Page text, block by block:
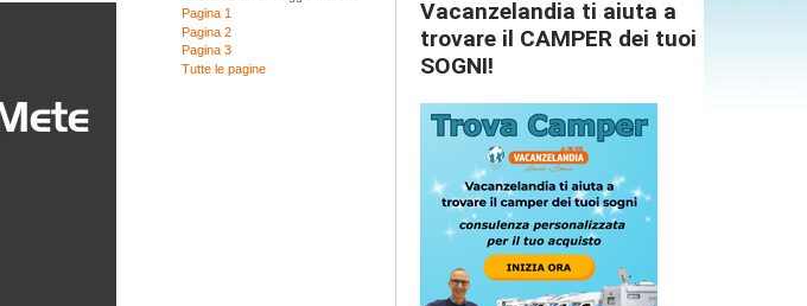
Pagina 1
Pagina 2
Pagina 3
Tutte le pagine
Vacanzelandia ti aiuta a
trovare il CAMPER dei tuoi
SOGNI!